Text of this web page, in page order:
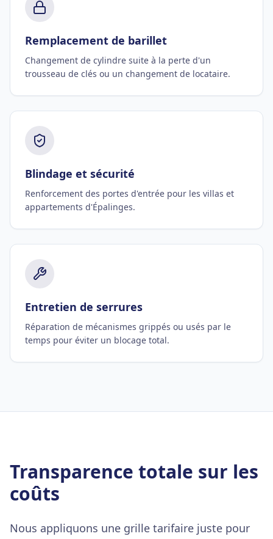
Remplacement de barillet
Changement de cylindre suite à la perte d'un
trousseau de clés ou un changement de locataire.
Blindage et sécurité
Renforcement des portes d'entrée pour les villas et
appartements d'Épalinges.
Entretien de serrures
Réparation de mécanismes grippés ou usés par le
temps pour éviter un blocage total.
Transparence totale sur les
coûts
Nous appliquons une grille tarifaire juste pour